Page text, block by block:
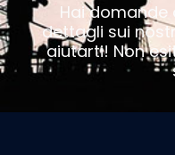
Hai domande
dettagli sui
aiutarti! Non